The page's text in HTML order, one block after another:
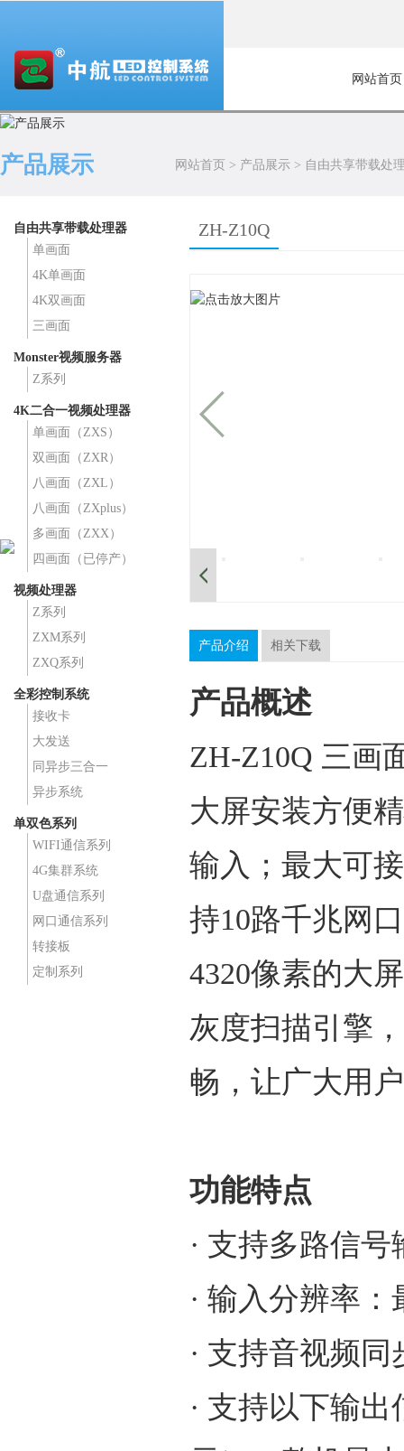
网站首页
产品展示 网站首页 > 产品展示 > 自由共享带载处
自由共享带载处理器
单画面
4K单画面
4K双画面
三画面
Monster视频服务器
Z系列
4K二合一视频处理器
单画面（ZXS）
双画面（ZXR）
八画面（ZXL）
八画面（ZXplus）
多画面（ZXX）
四画面（已停产）
视频处理器
Z系列
ZXM系列
ZXQ系列
全彩控制系统
接收卡
大发送
同异步三合一
异步系统
单双色系列
WIFI通信系列
4G集群系统
U盘通信系列
网口通信系列
转接板
定制系列
ZH-Z10Q
产品介绍 相关下载
产品概述
ZH-Z10Q 三画
大屏安装方便
输入；最大可
持10路千兆网
4320像素的大
灰度扫描引擎
畅，让广大用
功能特点
· 支持多路信
· 输入分辨率：
· 支持音视频
· 支持以下输